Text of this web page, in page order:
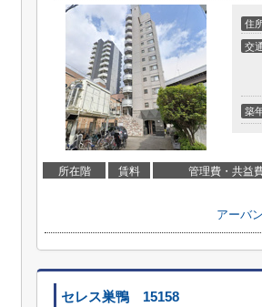
住
交
築
所在階 賃料 管理費・共益
アーバ
セレス巣鴨 15158